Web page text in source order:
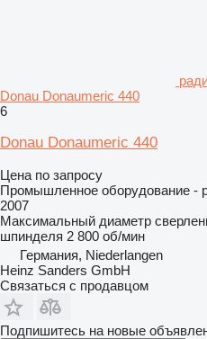
Donau Donaumeric 440
6
Donau Donaumeric 440
Цена по запросу
Промышленное оборудование -
2007
Максимальный диаметр
шпинделя 2 800 об/мин
Германия, Niederlangen
Heinz Sanders GmbH
Связаться с продавцом
Подпишитесь на новые